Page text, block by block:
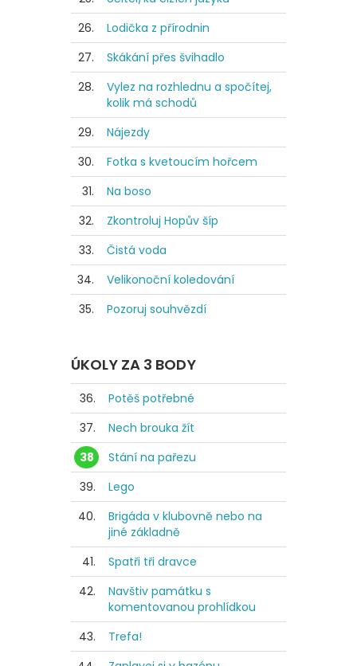
26.
Lodička z přírodnin
27.
Skákání přes švihadlo
28.
Vylez na rozhlednu a spočítej,
kolik má schodů
29.
Nájezdy
30.
Fotka s kvetoucím hořcem
31.
Na boso
32.
Zkontroluj Hopův šíp
33.
Čistá voda
34.
Velikonoční koledování
35.
Pozoruj souhvězdí
ÚKOLY ZA 3 BODY
36.
Potěš potřebné
37.
Nech brouka žít
38
Stání na pařezu
39.
Lego
40.
Brigáda v klubovně nebo na
jiné základně
41.
Spatři tři dravce
42.
Navštiv památku s
komentovanou prohlídkou
43.
Trefa!